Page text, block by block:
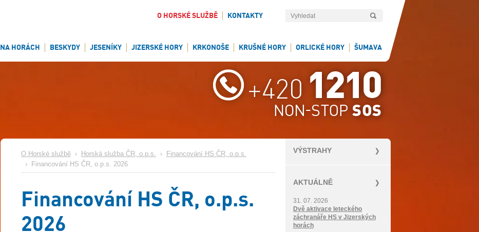
O HORSKÉ SLUŽBĚ KONTAKTY
NA HORÁCH BESKYDY JESENÍKY JIZERSKÉ HORY KRKONOŠE KRUŠNÉ HORY ORLICKÉ HORY ŠUMAVA
VÝSTRAHY
AKTUÁLNĚ
31. 07. 2026
Dvě aktivace leteckého
záchranáře HS v Jizerských
horách
O Horské službě › Horská služba ČR, o.p.s. ›
Financování HS ČR, o.p.s.
›
Financování HS ČR, o.p.s. 2026
Financování HS ČR, o.p.s.
2026